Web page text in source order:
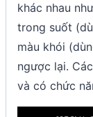
khác nhau
trong suốt
màu khói
ngược lại.
và có chức